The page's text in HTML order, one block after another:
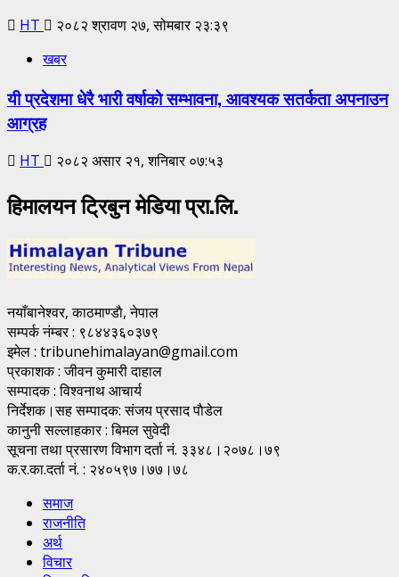
HT
२०८२ श्रावण २७, सोमबार २३:३९
खबर
यी प्रदेशमा धेरै भारी वर्षाको सम्भावना, आवश्यक सतर्कता अपनाउन
आग्रह
HT २०८२ असार २१, शनिबार ०७:५३
हिमालयन ट्रिबुन मेडिया प्रा.लि.
नयाँबानेश्वर, काठमाण्डाै, नेपाल
सम्पर्क नंम्बर : ९८४४३६०३७९
इमेल : tribunehimalayan@gmail.com
प्रकाशक : जीवन कुमारी दाहाल
सम्पादक : विश्वनाथ आचार्य
निर्देशक।सह सम्पादक: संजय प्रसाद पाैडेल
कानुनी सल्लाहकार : बिमल सुवेदी
सूचना तथा प्रसारण विभाग दर्ता नं. ३३४८।२०७८।७९
क.र.का.दर्ता नं. : २४०५९७।७७।७८
समाज
राजनीति
अर्थ
विचार